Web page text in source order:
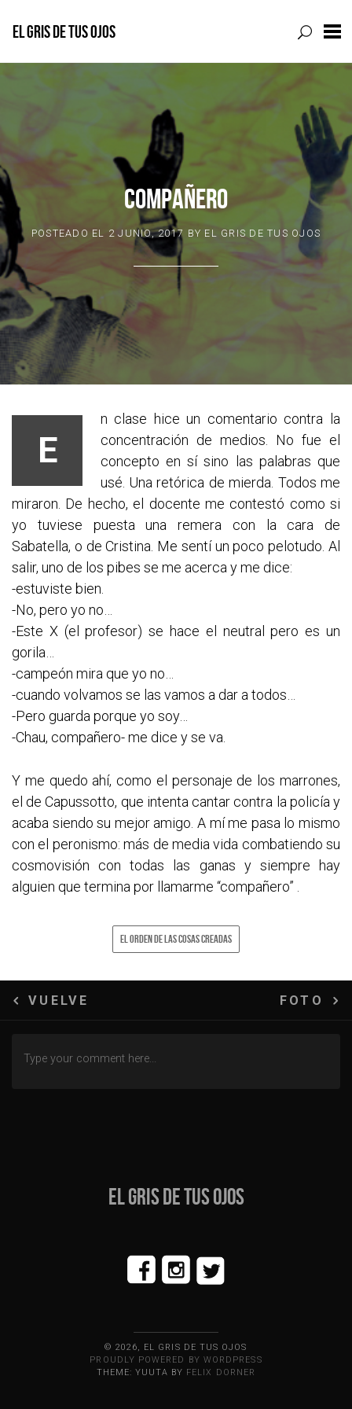
EL GRIS DE TUS OJOS
COMPAÑERO
POSTEADO EL 2 JUNIO, 2017 BY EL GRIS DE TUS OJOS
E
n clase hice un comentario contra la
concentración de medios. No fue el
concepto en sí sino las palabras que
usé. Una retórica de mierda. Todos me
miraron. De hecho, el docente me contestó como si
yo tuviese puesta una remera con la cara de
Sabatella, o de Cristina. Me sentí un poco pelotudo. Al
salir, uno de los pibes se me acerca y me dice:
-estuviste bien.
-No, pero yo no…
-Este X (el profesor) se hace el neutral pero es un
gorila…
-campeón mira que yo no…
-cuando volvamos se las vamos a dar a todos…
-Pero guarda porque yo soy…
-Chau, compañero- me dice y se va.
Y me quedo ahí, como el personaje de los marrones,
el de Capussotto, que intenta cantar contra la policía y
acaba siendo su mejor amigo. A mí me pasa lo mismo
con el peronismo: más de media vida combatiendo su
cosmovisión con todas las ganas y siempre hay
alguien que termina por llamarme “compañero” .
EL ORDEN DE LAS COSAS CREADAS
Navegación
entradas
VUELVE FOTO
EL GRIS DE TUS OJOS
© 2026, EL GRIS DE TUS OJOS
PROUDLY POWERED BY WORDPRESS
THEME: YUUTA BY FELIX DORNER